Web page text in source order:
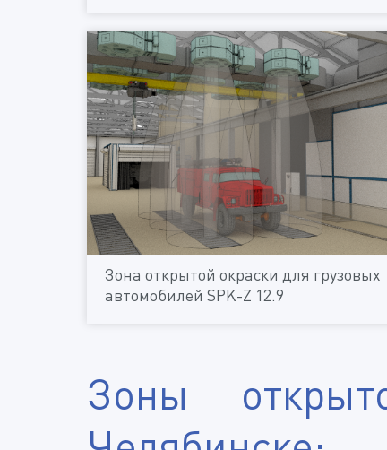
Зона открытой окраски для грузовых
автомобилей SPK-Z 12.9
Зоны